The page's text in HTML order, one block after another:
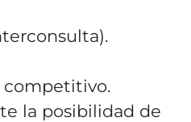
la posibilidad de